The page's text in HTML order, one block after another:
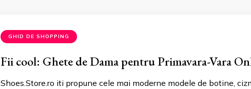
GHID DE SHOPPING
Fii cool: Ghete de Dama pentru Primavara-Vara
Shoes.Store.ro iti propune cele mai moderne modele de botine,